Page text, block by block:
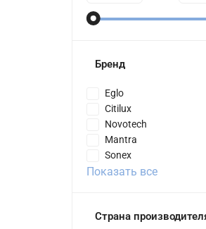
Бренд
Eglo
Citilux
Novotech
Mantra
Sonex
Показать все
Страна